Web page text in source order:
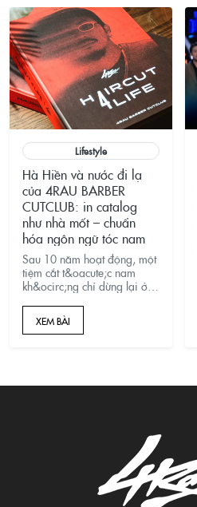
Lifestyle
Hà Hiền và nước đi lạ
của 4RAU BARBER
CUTCLUB: in catalog
như nhà mốt – chuẩn
hóa ngôn ngữ tóc nam
Sau 10 năm hoạt động, một
tiệm cắt t&oacute;c nam
kh&ocirc;ng chỉ dừng lại ở
&ldquo;cắt&ndash;gội&ndas
h;tạo kiểu&rdquo;. 4RAU
ti&ecirc;n (2024) &mdash;
động th&aacute;i hiếm thấy
trong ng&agrave;nh barber
XEM BÀI